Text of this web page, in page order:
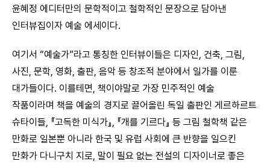
윤혜정 에디터만의 문학적이고 철학적인 문장으로 담아낸
인터뷰집이자 예술 에세이다.
여기서 “예술가”라고 통칭한 인터뷰이들은 디자인, 건축, 그림,
사진, 문학, 영화, 출판, 음악 등 창조적 분야에서 일가를 이룬
대가들이다. 이를테면, 책이야말로 가장 민주적인 예술
작품이라며 책을 예술의 경지로 끌어올린 독일 출판인 게르하르트
슈타이들, 『고독한 미식가』, 『개를 기르다』 등 그림 철학책 같은
만화로 일본뿐 아니라 한국 및 유럽 사회에 큰 반향을 일으킨
만화가 다니구치 지로, 말이 필요 없는 전설의 디자이너로 좋은